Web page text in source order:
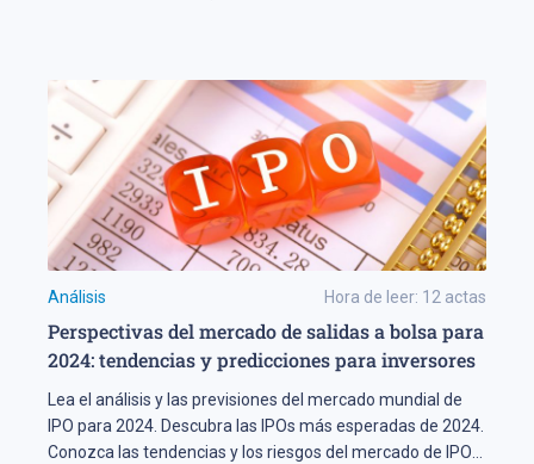
Análisis Hora de leer: 12 actas
Perspectivas del mercado de salidas a bolsa para
2024: tendencias y predicciones para inversores
Lea el análisis y las previsiones del mercado mundial de
IPO para 2024. Descubra las IPOs más esperadas de 2024.
Conozca las tendencias y los riesgos del mercado de IPOs